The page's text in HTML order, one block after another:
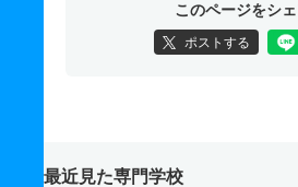
このページをシ
ポストする
最近見た専門学校